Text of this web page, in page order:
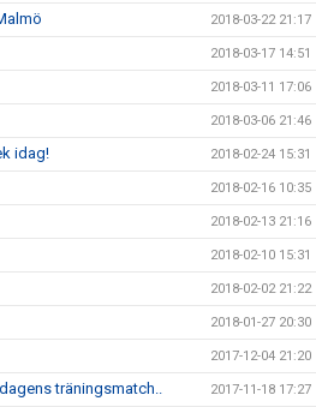
2018-03-22 21:17
2018-03-17 14:51
2018-03-11 17:06
2018-03-06 21:46
idag! 2018-02-24 15:31
2018-02-16 10:35
2018-02-13 21:16
2018-02-10 15:31
2018-02-02 21:22
2018-01-27 20:30
2017-12-04 21:20
träningsmatch.. 2017-11-18 17:27